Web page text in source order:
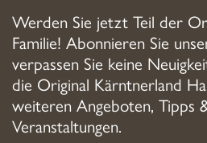
Werden Sie jetzt Teil der
Familie! Abonnieren Sie
verpassen Sie keine
die Original Kärntnerland
weiteren Angeboten, Tipps
Veranstaltungen.